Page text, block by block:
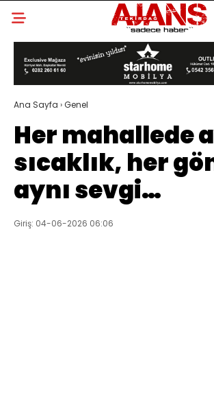
Ana Sayfa ›Genel
Her mahallede
sıcaklık, her
aynı sevgi…
Giriş: 04-06-2026 06:06